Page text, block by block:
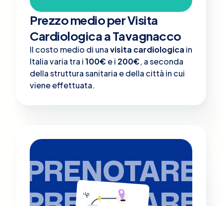
Prezzo medio per Visita
Cardiologica a Tavagnacco
Il costo medio di unavisita cardiologica in
Italia varia tra i100€ e i 200€, a seconda
della struttura sanitaria e della città in cui
viene effettuata.
PRENOTARE